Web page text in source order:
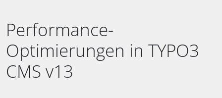
Performance-
Optimierungen in TYPO3
CMS v13